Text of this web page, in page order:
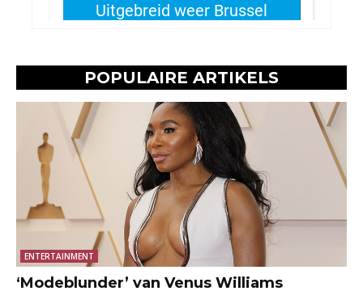
POPULAIRE ARTIKELS
ENTERTAINMENT
‘Modeblunder’ van Venus Williams